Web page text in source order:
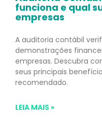
funciona e qual
empresas
A auditoria contábil
demonstrações
empresas. Descubra
seus principais
recomendado.
LEIA MAIS »